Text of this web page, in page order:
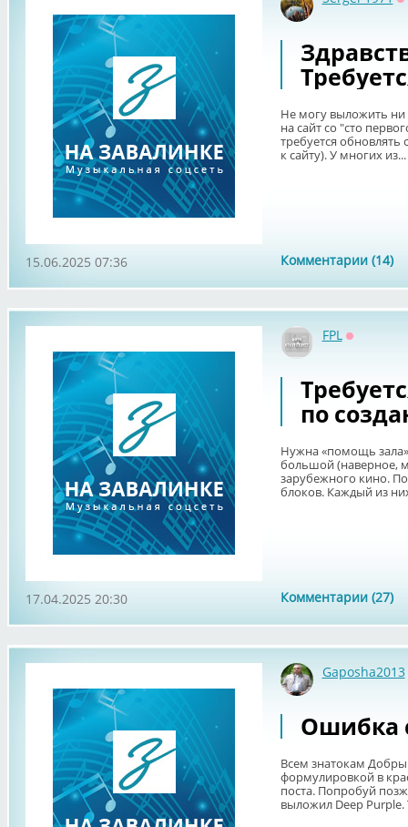
Не могу выложить ни
на сайт со "сто
требуется обновлять
к сайту). У многих из...
Комментарии (14)
15.06.2025 07:36
FPL
по
Нужна «помощь
большой (наверное,
зарубежного кино.
блоков. Каждый из
Комментарии (27)
17.04.2025 20:30
Gaposha2013
Ошибка
Всем знатокам
формулировкой в
поста. Попробуй
выложил Deep Purple.